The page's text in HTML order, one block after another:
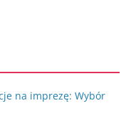
na imprezę: Wybór